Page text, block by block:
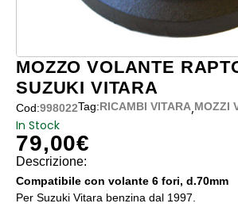
MOZZO VOLANTE
SUZUKI VITARA
Cod:998022Tag:RICAMBI VITARA,MOZZI
In Stock
79,00€
Descrizione:
Compatibile con volante 6 fori, d.70mm
Per Suzuki Vitara benzina dal 1997.